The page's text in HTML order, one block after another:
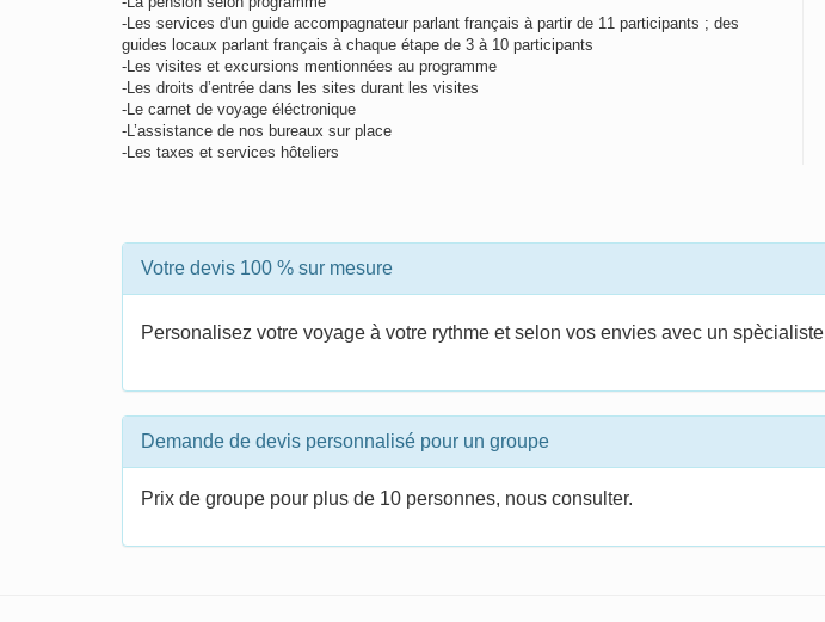
-Les services d'un guide accompagnateur parlant français à partir de 11 participants ; des
guides locaux parlant français à chaque étape de 3 à 10 participants
-Les visites et excursions mentionnées au programme
-Les droits d’entrée dans les sites durant les visites
-Le carnet de voyage éléctronique
-L’assistance de nos bureaux sur place
-Les taxes et services hôteliers
Votre devis 100 % sur mesure
Personalisez votre voyage à votre rythme et selon vos envies avec un spècialiste
Demande de devis personnalisé pour un groupe
Prix de groupe pour plus de 10 personnes, nous consulter.